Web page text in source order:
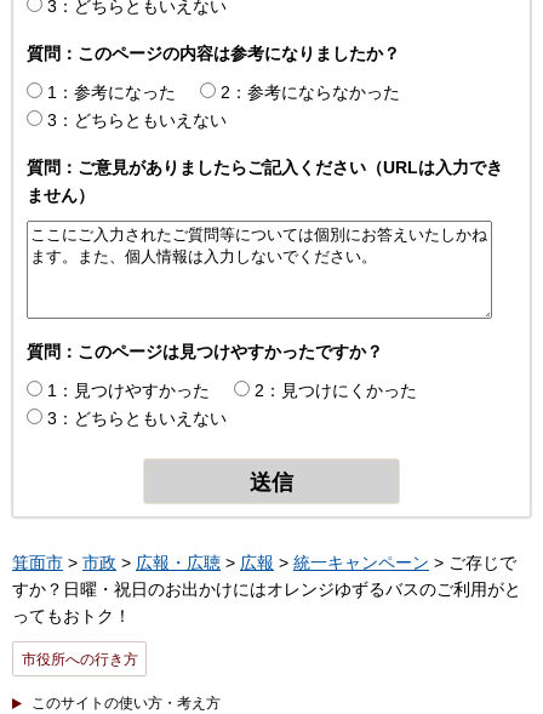
3：どちらともいえない
質問：このページの内容は参考になりましたか？
1：参考になった
2：参考にならなかった
3：どちらともいえない
質問：ご意見がありましたらご記入ください（URLは入力でき
ません）
質問：このページは見つけやすかったですか？
1：見つけやすかった
2：見つけにくかった
3：どちらともいえない
箕面市 > 市政 > 広報・広聴 > 広報 > 統一キャンペーン > ご存じで
すか？日曜・祝日のお出かけにはオレンジゆずるバスのご利用がと
ってもおトク！
市役所への行き方
このサイトの使い方・考え方